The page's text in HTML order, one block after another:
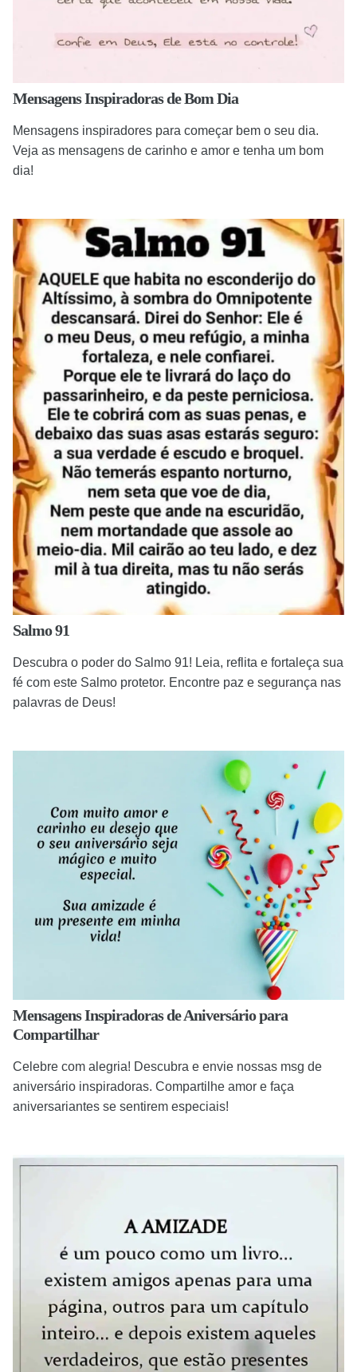
Mensagens Inspiradoras de Bom Dia
Mensagens inspiradores para começar bem o seu dia.
Veja as mensagens de carinho e amor e tenha um bom
dia!
Salmo 91
Descubra o poder do Salmo 91! Leia, reflita e fortaleça sua
fé com este Salmo protetor. Encontre paz e segurança nas
palavras de Deus!
Mensagens Inspiradoras de Aniversário para
Compartilhar
Celebre com alegria! Descubra e envie nossas msg de
aniversário inspiradoras. Compartilhe amor e faça
aniversariantes se sentirem especiais!